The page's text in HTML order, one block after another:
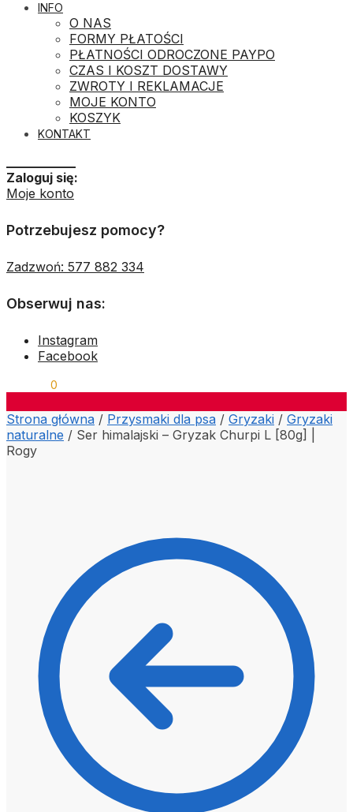
INFO
O NAS
FORMY PŁATOŚCI
PŁATNOŚCI ODROCZONE PAYPO
CZAS I KOSZT DOSTAWY
ZWROTY I REKLAMACJE
MOJE KONTO
KOSZYK
KONTAKT
Zaloguj się:
Moje konto
Potrzebujesz pomocy?
Zadzwoń: 577 882 334
Obserwuj nas:
Instagram
Facebook
0
Strona główna / Przysmaki dla psa / Gryzaki / Gryzaki
naturalne / Ser himalajski – Gryzak Churpi L [80g] |
Rogy